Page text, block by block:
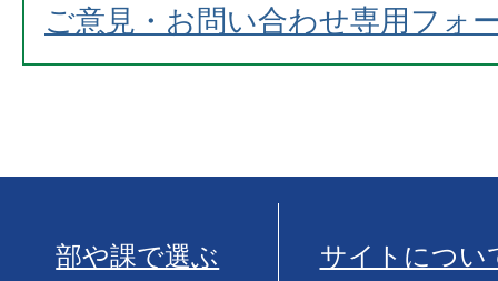
ご意見・お問い合わせ専用フォ
部や課で選ぶ サイトについ